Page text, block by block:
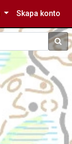
Skapa konto
Sök